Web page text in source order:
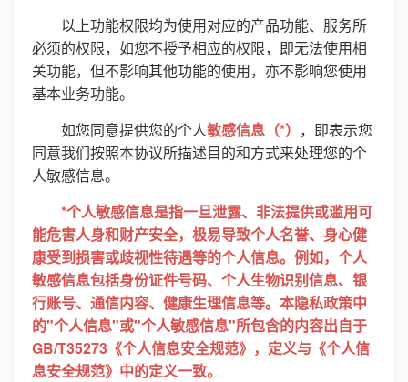
以上功能权限均为使用对应的产品功能、服务所
必须的权限，如您不授予相应的权限，即无法使用相
关功能，但不影响其他功能的使用，亦不影响您使用
基本业务功能。
如您同意提供您的个人敏感信息（*） ，即表示您
同意我们按照本协议所描述目的和方式来处理您的个
人敏感信息。
*个人敏感信息是指一旦泄露、非法提供或滥用可
能危害人身和财产安全，极易导致个人名誉、身心健
康受到损害或歧视性待遇等的个人信息。例如，个人
敏感信息包括身份证件号码、个人生物识别信息、银
行账号、通信内容、健康生理信息等。本隐私政策中
的"个人信息"或"个人敏感信息"所包含的内容出自于
GB/T35273《个人信息安全规范》，定义与《个人信
息安全规范》中的定义一致。